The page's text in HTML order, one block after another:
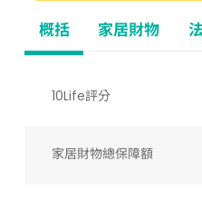
概括 家居財物
10Life評分
家居財物總保障額